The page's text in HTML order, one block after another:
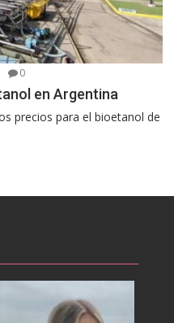
0
en Argentina
precios para el bioetanol de